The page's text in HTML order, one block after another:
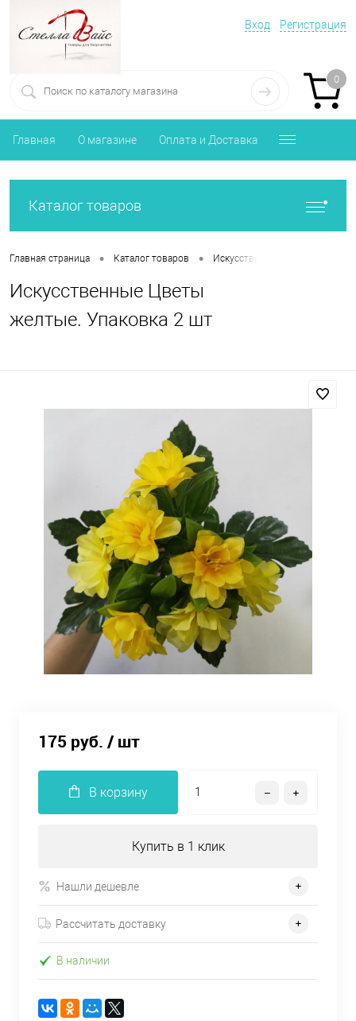
Вход Регистрация
0
Главная О магазине Оплата и Доставка
Каталог товаров
Главная страница • Каталог товаров • Искусственные цветы
Искусственные Цветы
желтые. Упаковка 2 шт
175 руб. / шт
В корзину
Купить в 1 клик
Нашли дешевле
Рассчитать доставку
В наличии